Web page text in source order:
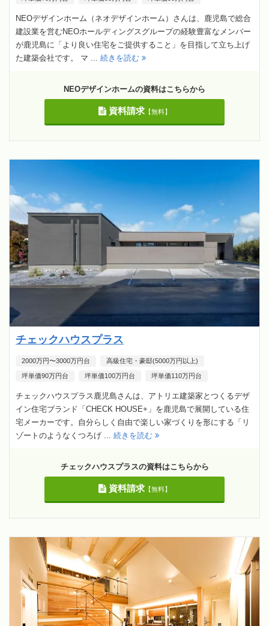
NEOデザインホーム（ネオデザインホーム）さんは、鹿児島で総合
建設業を営むNEOホールディングスグループの経験豊富なメンバー
が鹿児島に「より良い住宅をご提供すること」を目指して立ち上げ
た建築会社です。 マ ... 続きを読む
NEOデザインホームの資料はこちらから
資料請求【無料】
チェックハウスプラス
2000万円〜3000万円台 高級住宅・豪邸(5000万円以上)
坪単価90万円台 坪単価100万円台 坪単価110万円台
チェックハウスプラス鹿児島さんは、アトリエ建築家とつくるデザ
イン住宅ブランド「CHECK HOUSE+」を鹿児島で展開している住
宅メーカーです。自分らしく自由で楽しい家づくりを形にする「リ
ゾートのようなくつろげ ... 続きを読む
チェックハウスプラスの資料はこちらから
資料請求【無料】